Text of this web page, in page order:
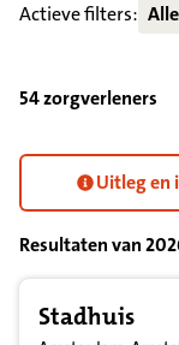
Actieve filters:
54 zorgverleners
Uitleg en
Resultaten van
Stadhuis